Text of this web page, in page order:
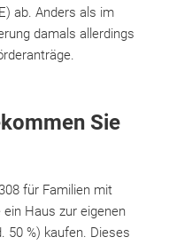
ab. Anders als im
damals allerdings
Sie
für Familien mit
ein Haus zur eigenen
50 %) kaufen. Dieses